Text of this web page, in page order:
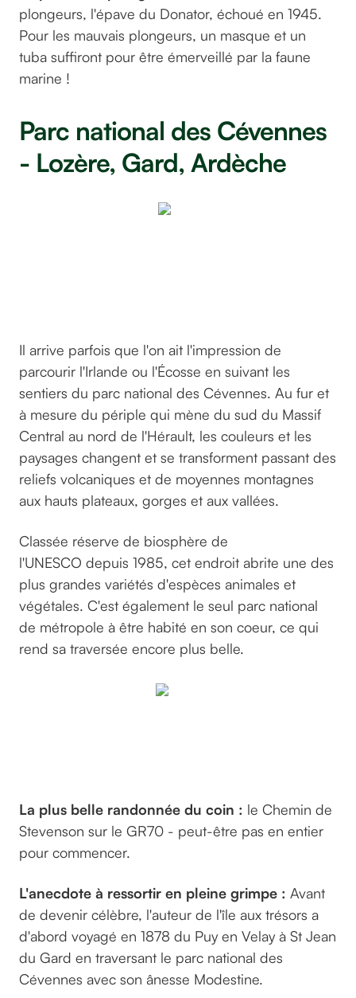
plongeurs, l'épave du Donator, échoué en 1945.
Pour les mauvais plongeurs, un masque et un
tuba suffiront pour être émerveillé par la faune
marine !
Parc national des Cévennes
- Lozère, Gard, Ardèche
Il arrive parfois que l'on ait l'impression de
parcourir l'Irlande ou l'Écosse en suivant les
sentiers du parc national des Cévennes. Au fur et
à mesure du périple qui mène du sud du Massif
Central au nord de l'Hérault, les couleurs et les
paysages changent et se transforment passant des
reliefs volcaniques et de moyennes montagnes
aux hauts plateaux, gorges et aux vallées.
Classée réserve de biosphère de
l'UNESCO depuis 1985, cet endroit abrite une des
plus grandes variétés d'espèces animales et
végétales. C'est également le seul parc national
de métropole à être habité en son coeur, ce qui
rend sa traversée encore plus belle.
La plus belle randonnée du coin : le Chemin de
Stevenson sur le GR70 - peut-être pas en entier
pour commencer.
L'anecdote à ressortir en pleine grimpe : Avant
de devenir célèbre, l'auteur de l'île aux trésors a
d'abord voyagé en 1878 du Puy en Velay à St Jean
du Gard en traversant le parc national des
Cévennes avec son ânesse Modestine.